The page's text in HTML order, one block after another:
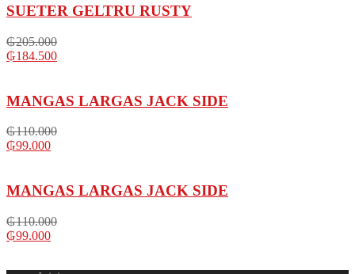
SUETER GELTRU RUSTY
₲205.000
₲184.500
MANGAS LARGAS JACK SIDE
₲110.000
₲99.000
MANGAS LARGAS JACK SIDE
₲110.000
₲99.000